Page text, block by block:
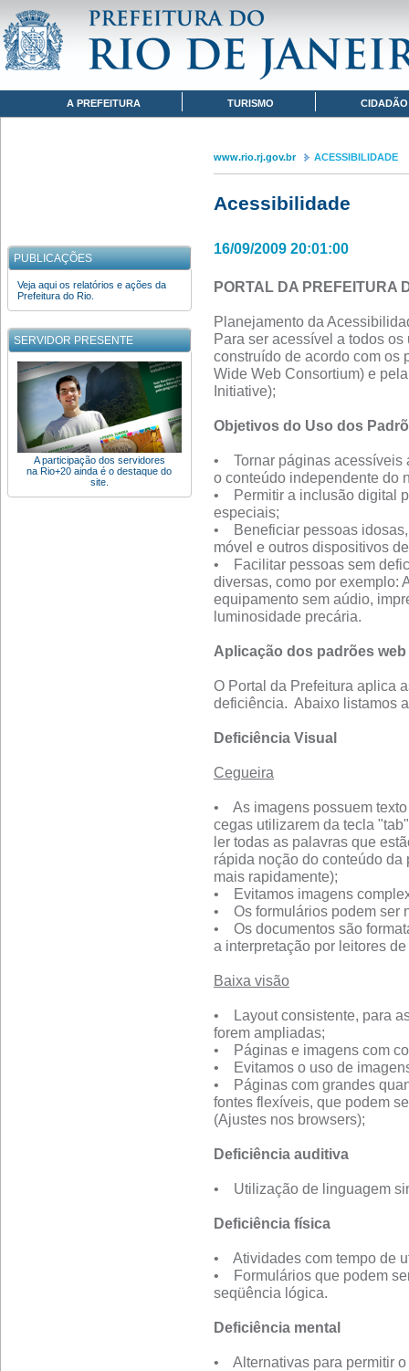
www.rio.rj.gov.br
ACESSIBILIDADE
NavegaçãoA PREFEITURA TURISMO CIDADÃO
PUBLICAÇÕES
Veja aqui os relatórios e ações da
Prefeitura do Rio.
SERVIDOR PRESENTE
A participação dos servidores
na Rio+20 ainda é o destaque do
site.
www.rio.rj.gov.br ACESSIBILIDADE
Acessibilidade
16/09/2009 20:01:00
PORTAL DA PREFEITURA
Planejamento da
Para ser acessível a todos
construído de acordo com os
Wide Web Consortium) e
Initiative);
Objetivos do Uso dos
• Tornar páginas acessíveis
o conteúdo independente do
• Permitir a inclusão digital
especiais;
• Beneficiar pessoas
móvel e outros dispositivos
• Facilitar pessoas sem
diversas, como por exemplo:
equipamento sem aúdio,
luminosidade precária.
Aplicação dos padrões
O Portal da Prefeitura aplica
deficiência. Abaixo listamos
Deficiência Visual
Cegueira
• As imagens possuem
cegas utilizarem da tecla
ler todas as palavras que
rápida noção do conteúdo
mais rapidamente);
• Evitamos imagens
• Os formulários podem ser
• Os documentos são
a interpretação por leitores
Baixa visão
• Layout consistente, para
forem ampliadas;
• Páginas e imagens com
• Evitamos o uso de
• Páginas com grandes
fontes flexíveis, que podem
(Ajustes nos browsers);
Deficiência auditiva
• Utilização de linguagem
Deficiência física
• Atividades com tempo de
• Formulários que podem
seqüência lógica.
Deficiência mental
• Alternativas para permitir o